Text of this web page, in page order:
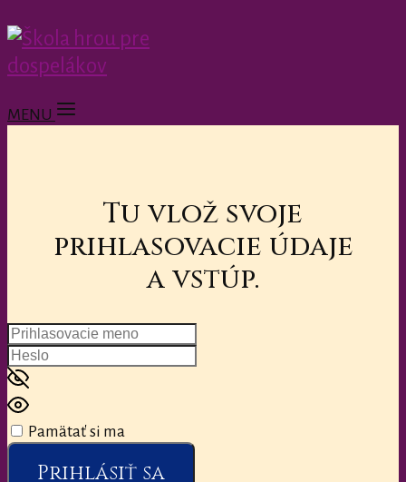
MENU
Tu vlož svoje
prihlasovacie údaje
a vstúp.
Pamätať si ma
Prihlásiť sa